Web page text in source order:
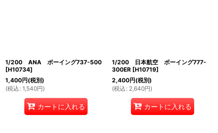
1/200 ANA ボーイング737-500
[H10734]
1,400円(税別)
(税込 : 1,540円)
カートに入れる
1/200 日本航空 ボーイング777-
300ER [H10719]
2,400円(税別)
(税込 : 2,640円)
カートに入れる